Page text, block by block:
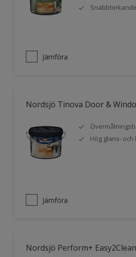
Snabbtorkande
Jämföra
Nordsjö Tinova Door &
Hög glans-
Jämföra
Nordsjö Perform+ Easy2Clean